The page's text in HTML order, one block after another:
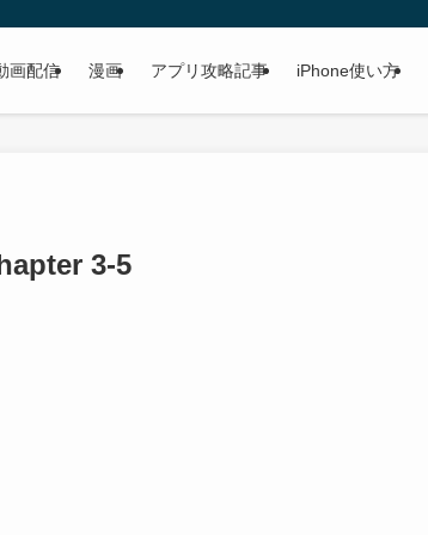
画配信 漫画 アプリ攻略記事 iPhone使い方
3-5